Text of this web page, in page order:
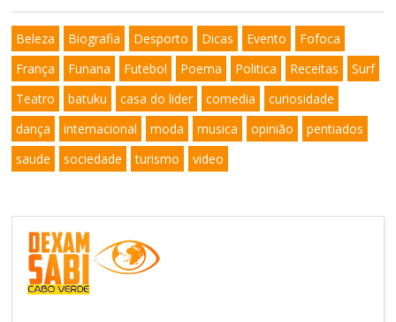
Beleza Biografia Desporto Dicas Evento
Fofoca
França
Funana Futebol Poema Politica Receitas
Surf
Teatro
batuku casa do lider comedia
curiosidade
dança
internacional moda musica opinião
pentiados
saude
sociedade turismo video